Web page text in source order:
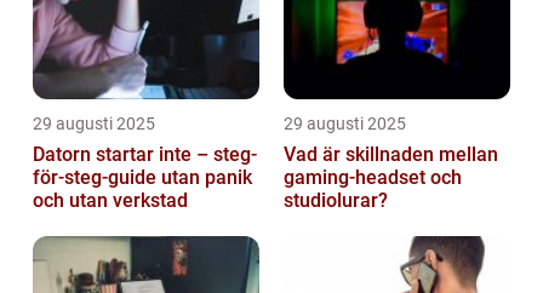
29 augusti 2025
Datorn startar inte – steg-
för-steg-guide utan panik
och utan verkstad
29 augusti 2025
Vad är skillnaden mellan
gaming-headset och
studiolurar?